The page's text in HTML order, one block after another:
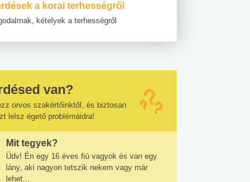
a korai terhességről
kételyek a terhességről
van?
orvos szakértőinktől, és biztosan
lelsz égető problémáidra!
Mit tegyek?
Üdv! Én egy 16 éves fiú vagyok és van egy
lány, aki nagyon tetszik nekem vagy már
lehet...